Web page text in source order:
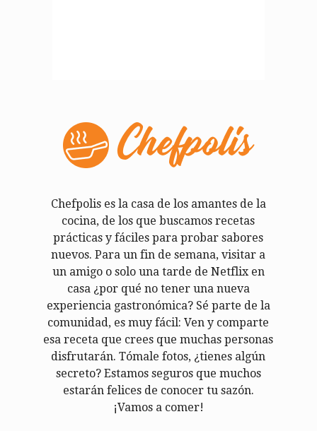
Chefpolis es la casa de los amantes de la
cocina, de los que buscamos recetas
prácticas y fáciles para probar sabores
nuevos. Para un fin de semana, visitar a
un amigo o solo una tarde de Netflix en
casa ¿por qué no tener una nueva
experiencia gastronómica? Sé parte de la
comunidad, es muy fácil: Ven y comparte
esa receta que crees que muchas personas
disfrutarán. Tómale fotos, ¿tienes algún
secreto? Estamos seguros que muchos
estarán felices de conocer tu sazón.
¡Vamos a comer!